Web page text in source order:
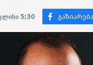
5:30